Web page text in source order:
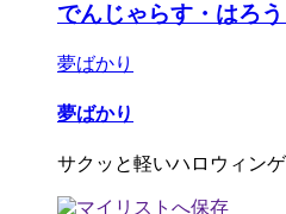
でんじゃらす・はろ
夢ばかり
夢ばかり
サクッと軽いハロウィン